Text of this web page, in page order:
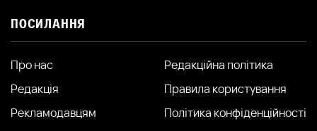
ПОСИЛАННЯ
Про нас
Редакція
Рекламодавцям
Редакційна політика
Правила користування
Політика конфіденційності